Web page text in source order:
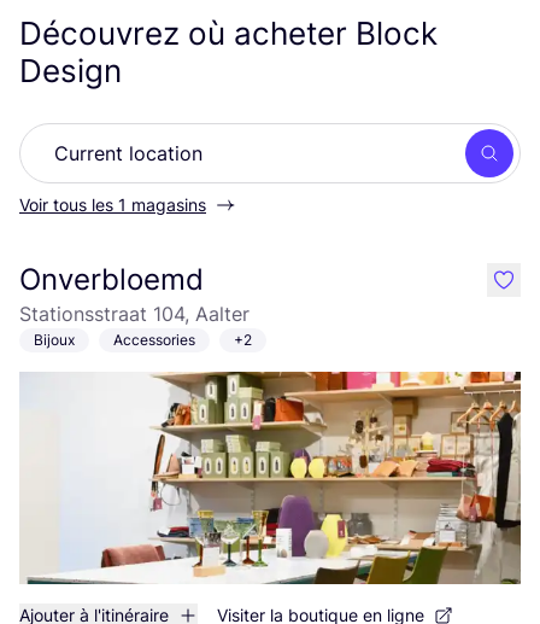
Découvrez où acheter Block
Design
Voir tous les 1 magasins
Onverbloemd
Stationsstraat 104, Aalter
Bijoux Accessories +2
Ajouter à l'itinéraire Visiter la boutique en ligne
like